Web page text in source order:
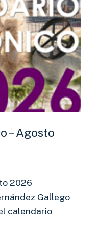
– Agosto
2026
Gallego
calendario